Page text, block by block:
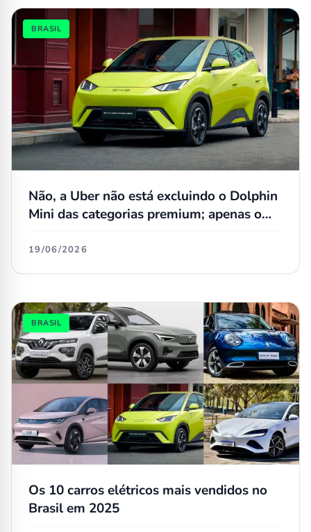
BRASIL
Não, a Uber não está excluindo o Dolphin
Mini das categorias premium; apenas o
19/06/2026
BRASIL
Os 10 carros elétricos mais vendidos no
Brasil em 2025